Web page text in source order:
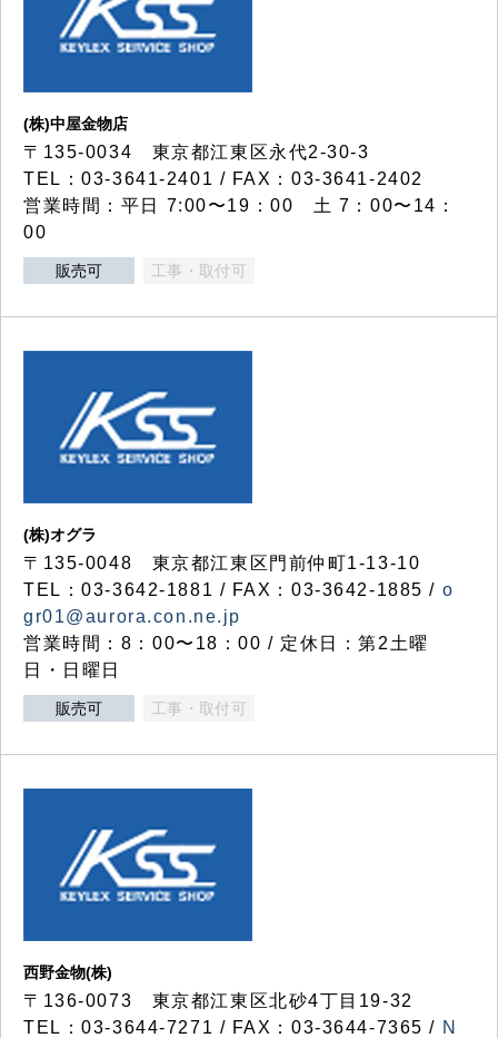
(株)中屋金物店
〒135-0034 東京都江東区永代2-30-3
TEL：03-3641-2401 / FAX：03-3641-2402
営業時間：平日 7:00〜19：00 土 7：00〜14：
00
販売可 工事・取付可
(株)オグラ
〒135-0048 東京都江東区門前仲町1-13-10
TEL：03-3642-1881 / FAX：03-3642-1885 / o
gr01@aurora.con.ne.jp
営業時間：8：00〜18：00 / 定休日：第2土曜
日・日曜日
販売可 工事・取付可
西野金物(株)
〒136-0073 東京都江東区北砂4丁目19-32
TEL：03‐3644‐7271 / FAX：03-3644-7365 / N